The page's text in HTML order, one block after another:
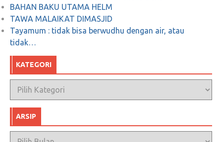
BAHAN BAKU UTAMA HELM
TAWA MALAIKAT DIMASJID
Tayamum : tidak bisa berwudhu dengan air, atau
tidak…
KATEGORI
Kategori
ARSIP
Arsip